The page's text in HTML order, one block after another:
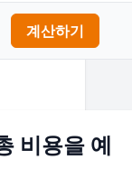
%
계산하기
비용을 예